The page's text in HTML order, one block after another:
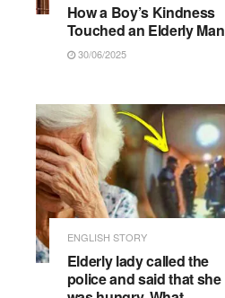
How a Boy’s Kindness
Touched an Elderly Man
30/06/2025
ENGLISH STORY
Elderly lady called the
police and said that she